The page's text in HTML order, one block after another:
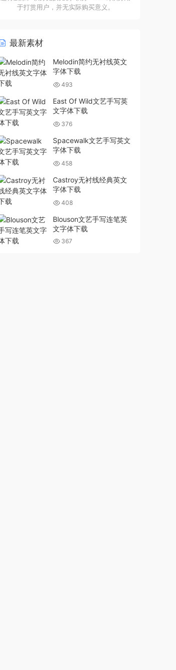
于打赏用户，并无实际购买意义。
最新素材
Melodin简约无衬线英文
字体下载
493
East Of Wild文艺手写英
文字体下载
376
Spacewalk文艺手写英文
字体下载
458
Castroy无衬线经典英文
字体下载
408
Blouson文艺手写连笔英
文字体下载
367